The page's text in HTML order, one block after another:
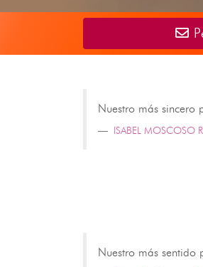
Nuestro más sincero
ISABEL MOSCOSO
Nuestro más sentido